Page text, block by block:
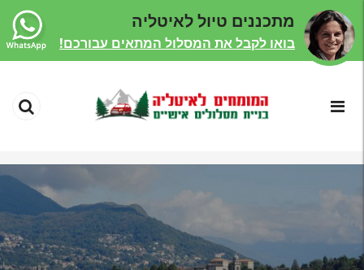
מתכננים טיול לאיטליה
בואו לקבל את המסלול המתאים עבורכם!